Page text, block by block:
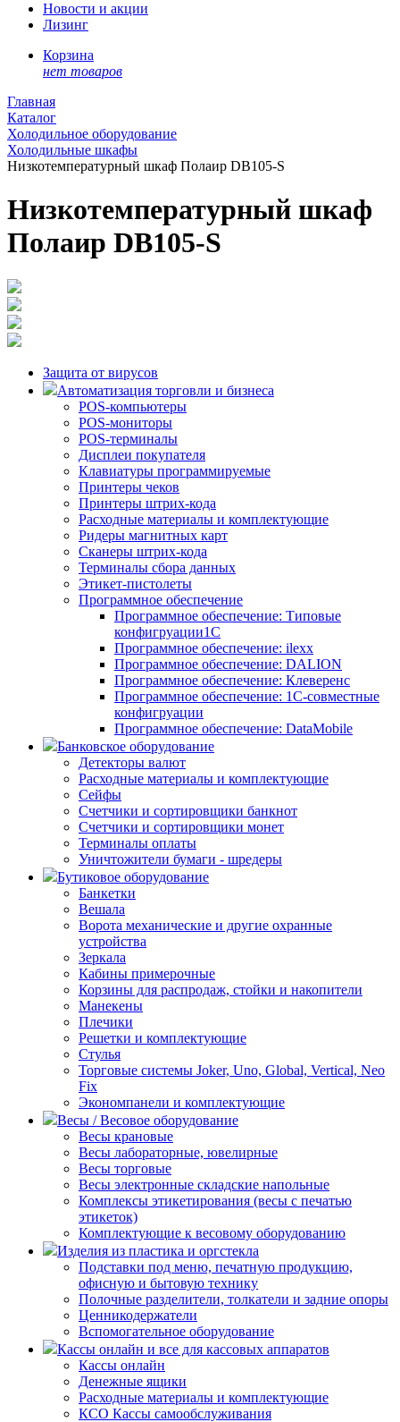
Новости и акции
Лизинг
Корзина
нет товаров
Главная
Каталог
Холодильное оборудование
Холодильные шкафы
Низкотемпературный шкаф Полаир DB105-S
Низкотемпературный шкаф
Полаир DB105-S
Защита от вирусов
Автоматизация торговли и бизнеса
POS-компьютеры
POS-мониторы
POS-терминалы
Дисплеи покупателя
Клавиатуры программируемые
Принтеры чеков
Принтеры штрих-кода
Расходные материалы и комплектующие
Ридеры магнитных карт
Сканеры штрих-кода
Терминалы сбора данных
Этикет-пистолеты
Программное обеспечение
Программное обеспечение: Типовые
конфигруации1С
Программное обеспечение: ilexx
Программное обеспечение: DALION
Программное обеспечение: Клеверенс
Программное обеспечение: 1С-совместные
конфигруации
Программное обеспечение: DataMobile
Банковское оборудование
Детекторы валют
Расходные материалы и комплектующие
Сейфы
Счетчики и сортировщики банкнот
Счетчики и сортировщики монет
Терминалы оплаты
Уничтожители бумаги - шредеры
Бутиковое оборудование
Банкетки
Вешала
Ворота механические и другие охранные
устройства
Зеркала
Кабины примерочные
Корзины для распродаж, стойки и накопители
Манекены
Плечики
Решетки и комплектующие
Стулья
Торговые системы Joker, Uno, Global, Vertical, Neo
Fix
Экономпанели и комплектующие
Весы / Весовое оборудование
Весы крановые
Весы лабораторные, ювелирные
Весы торговые
Весы электронные складские напольные
Комплексы этикетирования (весы с печатью
этикеток)
Комплектующие к весовому оборудованию
Изделия из пластика и оргстекла
Подставки под меню, печатную продукцию,
офисную и бытовую технику
Полочные разделители, толкатели и задние опоры
Ценникодержатели
Вспомогательное оборудование
Кассы онлайн и все для кассовых аппаратов
Кассы онлайн
Денежные ящики
Расходные материалы и комплектующие
КСО Кассы самообслуживания